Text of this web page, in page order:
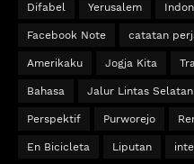
Difabel Yerusalem
Facebook Note catatan
Amerikaku Jogja Kita
Bahasa Jalur Lintas
Perspektif Purworejo
En Bicicleta Liputan